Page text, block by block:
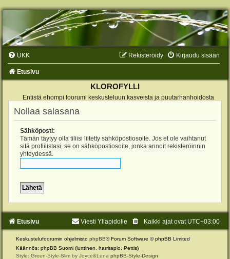
UKK Kirjaudu sisään
Rekisteröidy
Etusivu
KLOROFYLLI
Entistä ehompi foorumi keskusteluun kasveista ja puutarhanhoidosta
Nollaa salasana
Sähköposti:
Tämän täytyy olla tiliisi liitetty sähköpostiosoite. Jos et ole vaihtanut
sitä profiilistasi, se on sähköpostiosoite, jonka annoit rekisteröinnin
yhteydessä.
Etusivu Kaikki ajat ovat UTC+03:00
Viesti Ylläpidolle
Keskustelufoorumin ohjelmisto phpBB® Forum Software © phpBB Limited
Käännös: phpBB Suomi (lurttinen, harritapio, Pettis)
Style: Green-Style-Slim by Joyce&Luna phpBB-Style-Design